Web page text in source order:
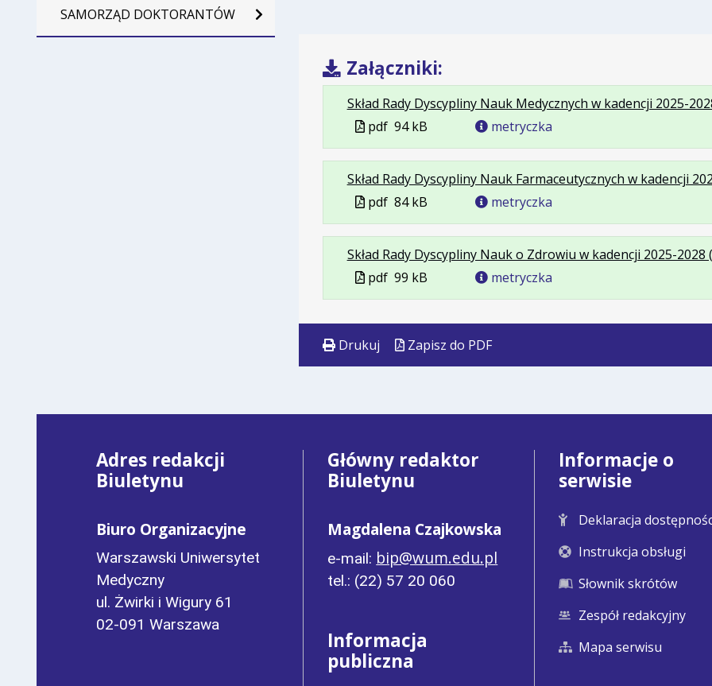
SAMORZĄD DOKTORANTÓW
Załączniki:
Skład Rady Dyscypliny Nauk Medycznych w kadencji 2025-
Plik
w
formacie
pdf 94 kB metryczka
Skład Rady Dyscypliny Nauk Farmaceutycznych w kadencji
Plik
w
formacie
pdf 84 kB metryczka
Skład Rady Dyscypliny Nauk o Zdrowiu w kadencji 2025-2028
Plik
w
pdf 99 kB metryczka
Drukuj Zapisz do PDF
Adres redakcji
Biuletynu
Biuro Organizacyjne
Warszawski Uniwersytet
Medyczny
ul. Żwirki i Wigury 61
02-091 Warszawa
Główny redaktor
Biuletynu
Magdalena Czajkowska
e-mail: bip@wum.edu.pl
tel.: (22) 57 20 060
Informacja
publiczna
Informacje o
serwisie
Deklaracja
Instrukcja obsługi
Słownik skrótów
Zespół redakcyjny
Mapa serwisu